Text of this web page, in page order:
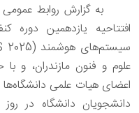
به گزارش روابط عمومی
افتتاحیه یازدهمین دوره
علوم و فنون مازندران، و
اعضای هیات علمی دانشگاه‌ها